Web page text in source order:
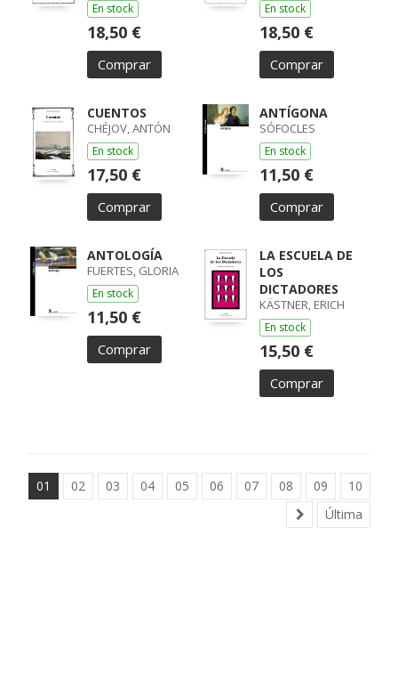
En stock
18,50 €
Comprar
En stock
18,50 €
Comprar
CUENTOS
CHÉJOV, ANTÓN
En stock
17,50 €
Comprar
ANTÍGONA
SÓFOCLES
En stock
11,50 €
Comprar
ANTOLOGÍA
FUERTES, GLORIA
En stock
11,50 €
Comprar
LA ESCUELA DE
LOS
DICTADORES
KÄSTNER, ERICH
En stock
15,50 €
Comprar
01 02 03 04 05 06 07 08 09
10
Última